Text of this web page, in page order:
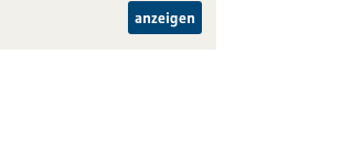
anzeigen